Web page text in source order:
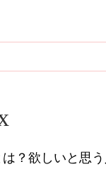
？欲しいと思